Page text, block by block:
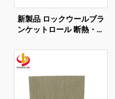
新製品 ロックウールブラ
ンケットロール 断熱・防
断熱カバー